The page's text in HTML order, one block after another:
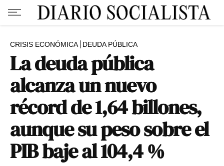
CRISIS ECONÓMICA DEUDA PÚBLICA
La deuda pública
alcanza un nuevo
récord de 1,64 billones,
aunque su peso sobre el
PIB baje al 104,4 %